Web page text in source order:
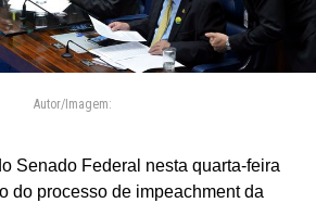
Autor/Imagem:
Senado Federal nesta quarta-feira
do processo de impeachment da